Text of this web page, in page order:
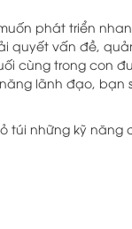
phát triển
quyết vấn đề,
cùng trong con
lãnh đạo, bạn
túi những kỹ năng